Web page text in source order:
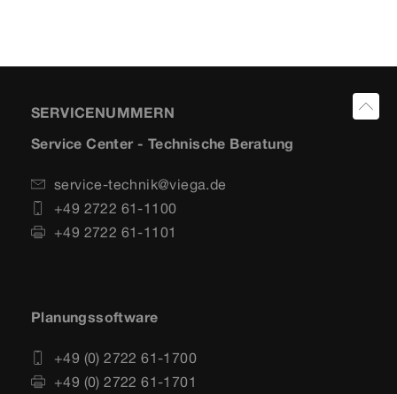
SERVICENUMMERN
Service Center - Technische Beratung
service-technik@viega.de
+49 2722 61-1100
+49 2722 61-1101
Planungssoftware
+49 (0) 2722 61-1700
+49 (0) 2722 61-1701